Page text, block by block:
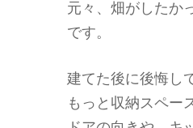
元々、畑がしたか
です。
建てた後に後悔し
もっと収納スペー